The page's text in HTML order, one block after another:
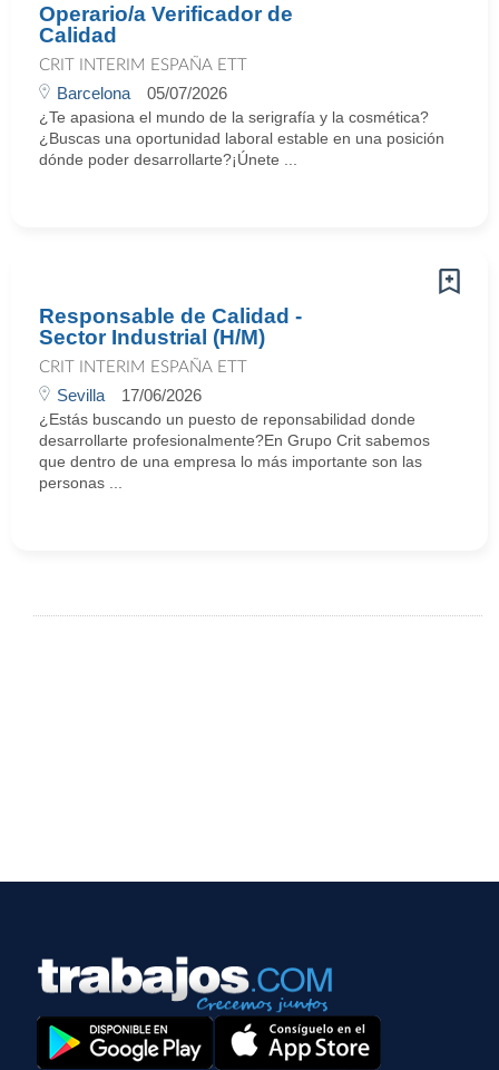
Operario/a Verificador de
Calidad
CRIT INTERIM ESPAÑA ETT
Barcelona 05/07/2026
¿Te apasiona el mundo de la serigrafía y la cosmética?
¿Buscas una oportunidad laboral estable en una posición
dónde poder desarrollarte?¡Únete ...
Responsable de Calidad -
Sector Industrial (H/M)
CRIT INTERIM ESPAÑA ETT
Sevilla 17/06/2026
¿Estás buscando un puesto de reponsabilidad donde
desarrollarte profesionalmente?En Grupo Crit sabemos
que dentro de una empresa lo más importante son las
personas ...